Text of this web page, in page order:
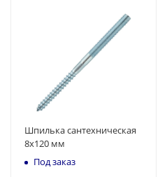
Шпилька сантехническая
8x120 мм
Под заказ